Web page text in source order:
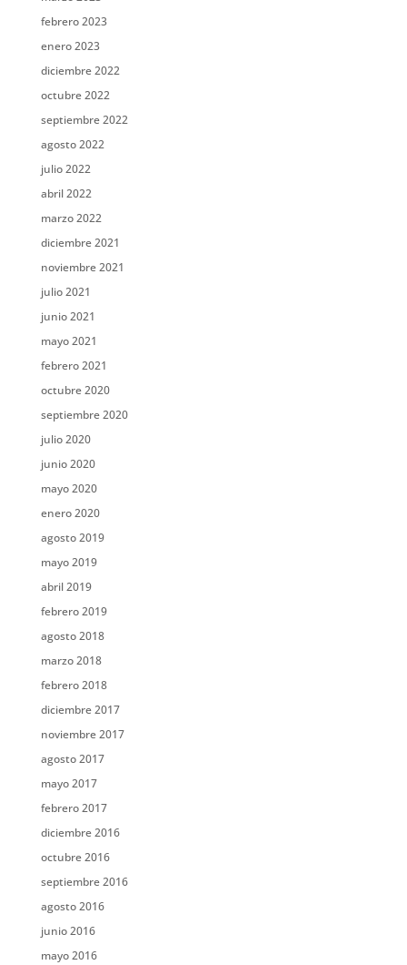
febrero 2023
enero 2023
diciembre 2022
octubre 2022
septiembre 2022
agosto 2022
julio 2022
abril 2022
marzo 2022
diciembre 2021
noviembre 2021
julio 2021
junio 2021
mayo 2021
febrero 2021
octubre 2020
septiembre 2020
julio 2020
junio 2020
mayo 2020
enero 2020
agosto 2019
mayo 2019
abril 2019
febrero 2019
agosto 2018
marzo 2018
febrero 2018
diciembre 2017
noviembre 2017
agosto 2017
mayo 2017
febrero 2017
diciembre 2016
octubre 2016
septiembre 2016
agosto 2016
junio 2016
mayo 2016